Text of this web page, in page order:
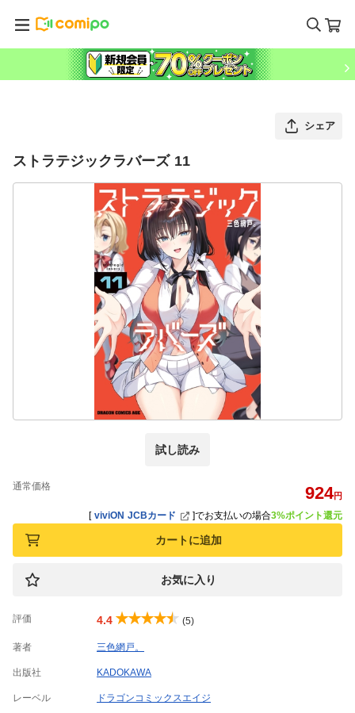
シェア
ストラテジックラバーズ 11
試し読み
通常価格 924円
[ viviON JCBカード ]でお支払いの場合3%ポイント還元
カートに追加
お気に入り
評価 4.4 (5)
著者 三色網戸。
出版社 KADOKAWA
レーベル ドラゴンコミックスエイジ